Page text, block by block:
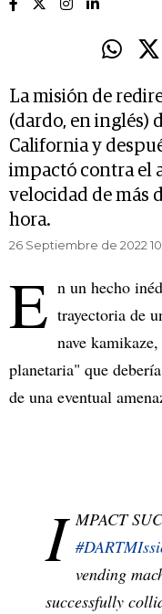
La misión de
(dardo, en inglés)
California y
impactó contra el
velocidad de más
hora.
26 Septiembre de 2022
E n un hecho
trayectoria de
nave
planetaria" que
de una eventual
I MPACT
vending
successfully